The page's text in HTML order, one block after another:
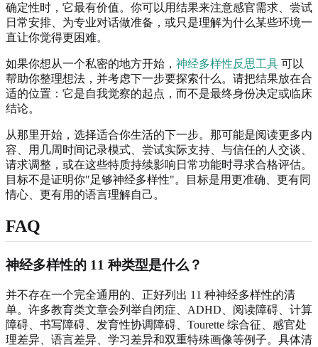
确定性时，它最有价值。你可以用结果来注意感官需求、尝试
日常安排、为专业对话做准备，或只是理解为什么某些环境一
直让你觉得更困难。
如果你想从一个私密的地方开始， 神经多样性反思工具 可以
帮助你整理想法，并考虑下一步要探索什么。请把结果放在合
适的位置：它是自我觉察的起点，而不是最终身份决定或临床
结论。
从那里开始，选择适合你生活的下一步。那可能是阅读更多内
容、用几周时间记录模式、尝试实际支持、与信任的人交谈、
请求调整，或在这些特质持续影响日常功能时寻求合格评估。
目标不是证明你"足够神经多样性"。目标是用更准确、更有同
情心、更有用的语言理解自己。
FAQ
神经多样性的 11 种类型是什么？
并不存在一个完全通用的、正好列出 11 种神经多样性的清
单。许多教育类文章会列举自闭症、ADHD、阅读障碍、计算
障碍、书写障碍、发育性协调障碍、Tourette 综合征、感官处
理差异、语言差异、学习差异和双重特殊画像等例子。具体清